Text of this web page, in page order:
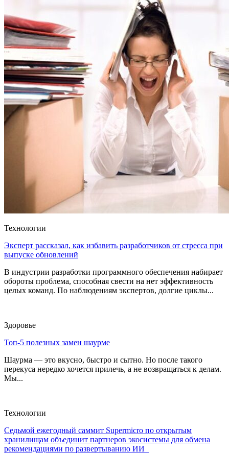
Технологии
Эксперт рассказал, как избавить разработчиков от стресса при
выпуске обновлений
В индустрии разработки программного обеспечения набирает
обороты проблема, способная свести на нет эффективность
целых команд. По наблюдениям экспертов, долгие циклы...
Здоровье
Топ-5 полезных замен шаурме
Шаурма — это вкусно, быстро и сытно. Но после такого
перекуса нередко хочется прилечь, а не возвращаться к делам.
Мы...
Технологии
Седьмой ежегодный саммит Supermicro по открытым
хранилищам объединит партнеров экосистемы для обмена
рекомендациями по развертыванию ИИ